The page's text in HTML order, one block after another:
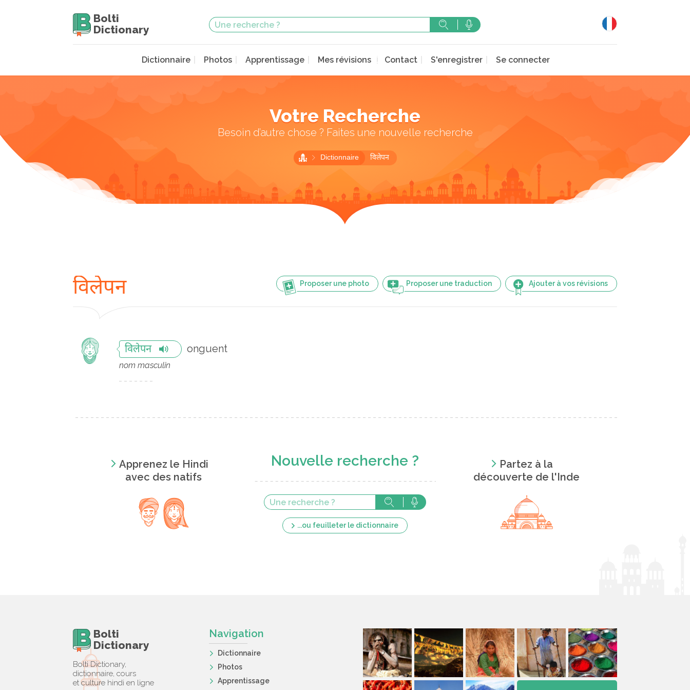
Bolti
Dictionary
Dictionnaire Photos Apprentissage Mes révisions Contact S'enregistrer Se connecter
Votre Recherche
Besoin d’autre chose ? Faites une nouvelle recherche
Dictionnaire विलेपन
Proposer une photo Proposer une traduction Ajouter à vos révisions
विलेपन
विलेपन onguent
nom masculin
Apprenez le Hindi
avec des natifs
Nouvelle recherche ?
...ou feuilleter le dictionnaire
Partez à la
découverte de l'Inde
Bolti
Dictionary
Bolti Dictionary,
dictionnaire, cours
et culture hindi en ligne
Navigation
Dictionnaire
Photos
Apprentissage